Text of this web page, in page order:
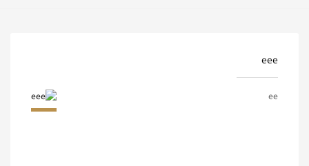
eee
ee